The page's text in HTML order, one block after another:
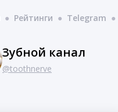
● Рейтинги ● Telegram ●
Зубной канал
@toothnerve